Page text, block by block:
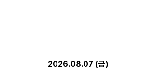
2026.08.07 (금)